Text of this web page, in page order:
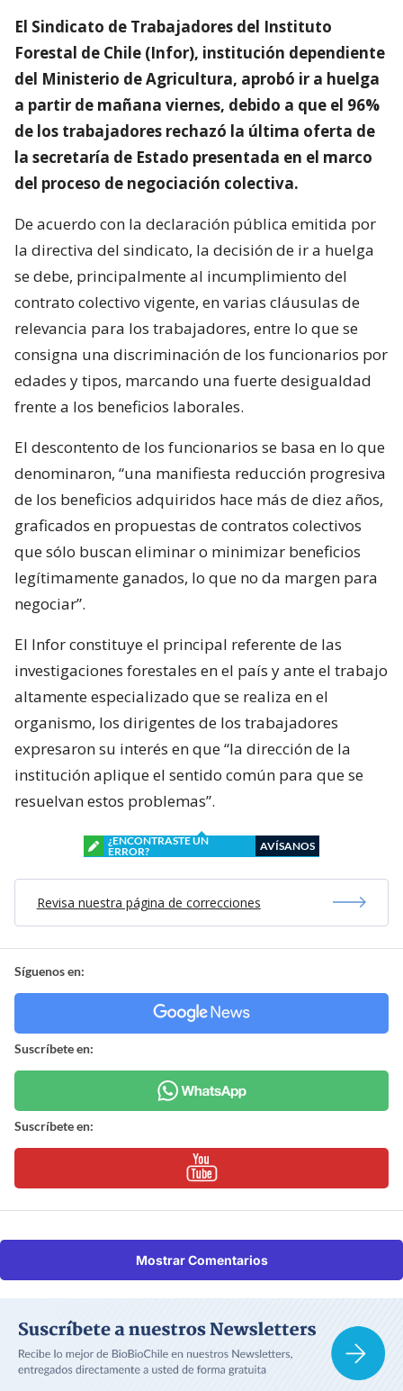
El Sindicato de Trabajadores del Instituto
Forestal de Chile (Infor), institución dependiente
del Ministerio de Agricultura, aprobó ir a huelga
a partir de mañana viernes, debido a que el 96%
de los trabajadores rechazó la última oferta de
la secretaría de Estado presentada en el marco
del proceso de negociación colectiva.
De acuerdo con la declaración pública emitida por
la directiva del sindicato, la decisión de ir a huelga
se debe, principalmente al incumplimiento del
contrato colectivo vigente, en varias cláusulas de
relevancia para los trabajadores, entre lo que se
consigna una discriminación de los funcionarios por
edades y tipos, marcando una fuerte desigualdad
frente a los beneficios laborales.
El descontento de los funcionarios se basa en lo que
denominaron, “una manifiesta reducción progresiva
de los beneficios adquiridos hace más de diez años,
graficados en propuestas de contratos colectivos
que sólo buscan eliminar o minimizar beneficios
legítimamente ganados, lo que no da margen para
negociar”.
El Infor constituye el principal referente de las
investigaciones forestales en el país y ante el trabajo
altamente especializado que se realiza en el
organismo, los dirigentes de los trabajadores
expresaron su interés en que “la dirección de la
institución aplique el sentido común para que se
resuelvan estos problemas”.
¿ENCONTRASTE UN
ERROR?
AVÍSANOS
Revisa nuestra página de correcciones
Síguenos en:
Suscríbete en:
Suscríbete en:
Mostrar Comentarios